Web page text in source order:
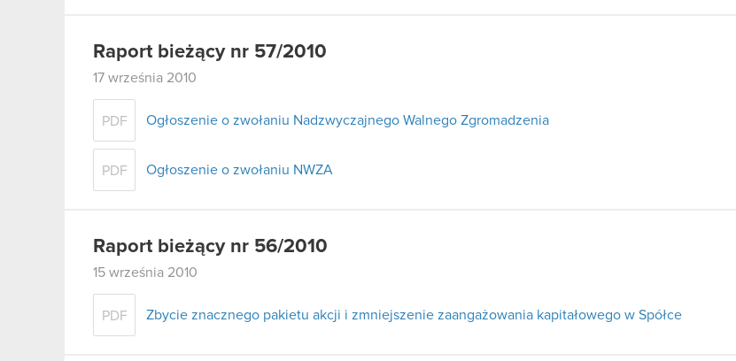
Raport bieżący nr 57/2010
17 września 2010
PDF Ogłoszenie o zwołaniu Nadzwyczajnego Walnego Zgromadzenia
PDF Ogłoszenie o zwołaniu NWZA
Raport bieżący nr 56/2010
15 września 2010
PDF Zbycie znacznego pakietu akcji i zmniejszenie zaangażowania kapitałowego w Spółce